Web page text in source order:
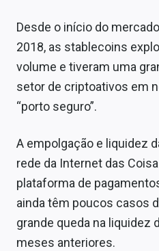
Desde o início do
2018, as stablecoins
volume e tiveram uma
setor de criptoativos em
“porto seguro”.
A empolgação e liquidez
rede da Internet das
plataforma de
ainda têm poucos casos
grande queda na liquidez
meses anteriores.